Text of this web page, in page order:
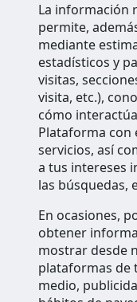
La información
permite,
mediante
estadísticos y
visitas,
visita, etc.),
cómo
Plataforma con
servicios, así
a tus intereses
las búsquedas,
En ocasiones,
obtener
mostrar desde
plataformas de
medio,